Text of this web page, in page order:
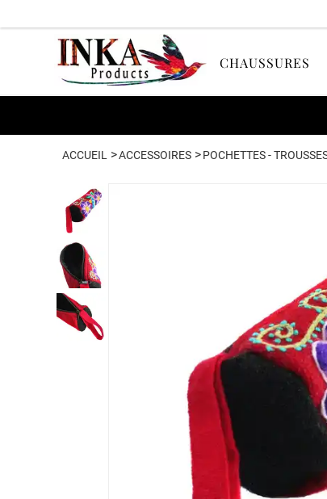
CHAUSSURES
ACCUEIL >ACCESSOIRES >POCHETTES -